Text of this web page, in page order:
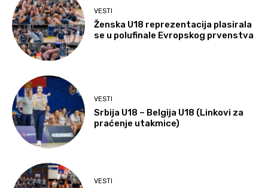
VESTI
Ženska U18 reprezentacija plasirala
se u polufinale Evropskog prvenstva
VESTI
Srbija U18 – Belgija U18 (Linkovi za
praćenje utakmice)
VESTI